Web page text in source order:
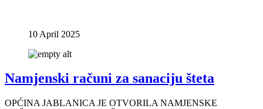
10 April 2025
Namjenski računi za sanaciju šteta
OPĆINA JABLANICA JE OTVORILA NAMJENSKE